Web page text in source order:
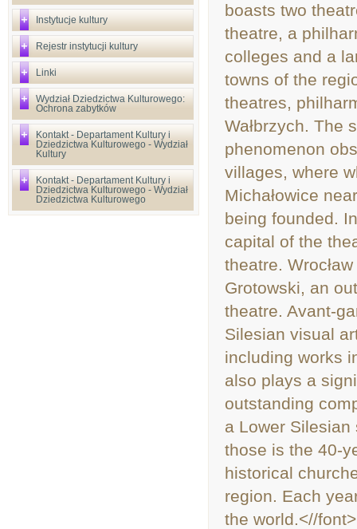
Instytucje kultury
Rejestr instytucji kultury
Linki
Wydział Dziedzictwa Kulturowego:
Ochrona zabytków
Kontakt - Departament Kultury i
Dziedzictwa Kulturowego - Wydział
Kultury
Kontakt - Departament Kultury i
Dziedzictwa Kulturowego - Wydział
Dziedzictwa Kulturowego
boasts two
theatre, a
colleges and a
towns of the
theatres,
Wałbrzych. The
phenomenon
villages, where
Michałowice
being founded.
capital of the
theatre.
Grotowski, an
theatre. Avant-
Silesian visual
including works
also plays a
outstanding
a Lower
those is the 40-
historical
region. Each
the world.<//font>